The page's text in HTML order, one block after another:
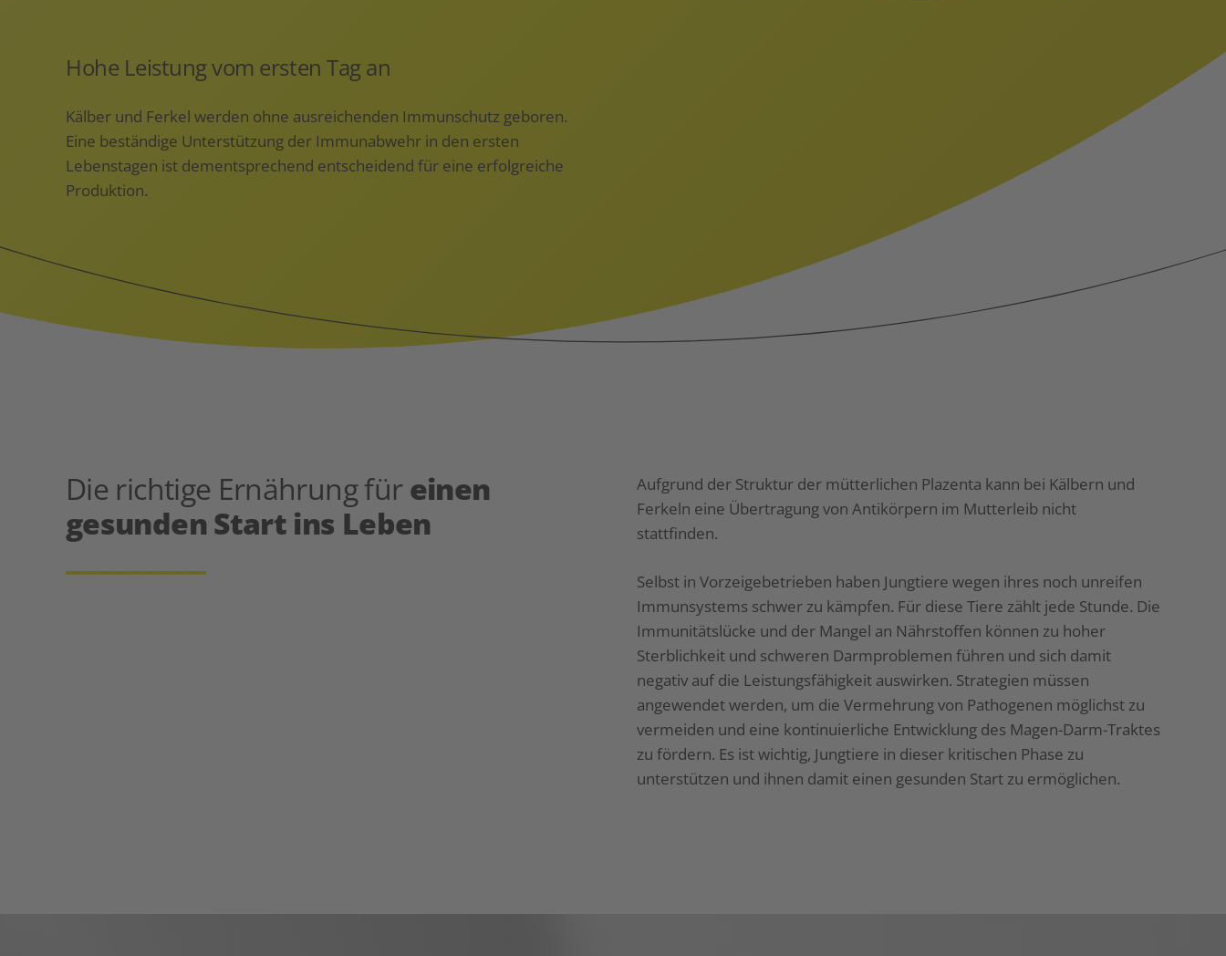
Hohe Leistung vom ersten Tag an
Kälber und Ferkel werden ohne ausreichenden Immunschutz geboren.
Eine beständige Unterstützung der Immunabwehr in den ersten
Lebenstagen ist dementsprechend entscheidend für eine erfolgreiche
Produktion.
Die richtige Ernährung füreinen
gesunden Start ins Leben
Aufgrund der Struktur der mütterlichen Plazenta kann bei Kälbern und
Ferkeln eine Übertragung von Antikörpern im Mutterleib nicht
stattfinden.
Selbst in Vorzeigebetrieben haben Jungtiere wegen ihres noch unreifen
Immunsystems schwer zu kämpfen. Für diese Tiere zählt jede Stunde. Die
Immunitätslücke und der Mangel an Nährstoffen können zu hoher
Sterblichkeit und schweren Darmproblemen führen und sich damit
negativ auf die Leistungsfähigkeit auswirken. Strategien müssen
angewendet werden, um die Vermehrung von Pathogenen möglichst zu
vermeiden und eine kontinuierliche Entwicklung des Magen-Darm-Traktes
zu fördern. Es ist wichtig, Jungtiere in dieser kritischen Phase zu
unterstützen und ihnen damit einen gesunden Start zu ermöglichen.